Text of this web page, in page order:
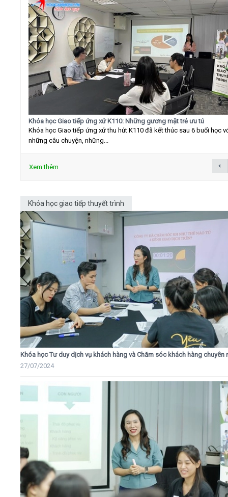
Khóa học Giao tiếp ứng xử K110: Những gương mặt trẻ ưu tú
Khóa học Giao tiếp ứng xử thu hút K110 đã kết thúc sau 6 buổi học
những câu chuyện, những...
Xem thêm
Khóa học giao tiếp thuyết trình
Khóa học Tư duy dịch vụ khách hàng và Chăm sóc khách hàng chuyên
27/07/2024